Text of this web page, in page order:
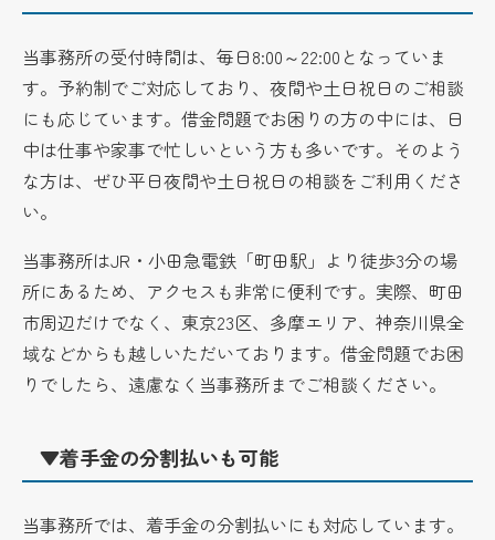
当事務所の受付時間は、毎日8:00～22:00となっていま
す。予約制でご対応しており、夜間や土日祝日のご相談
にも応じています。借金問題でお困りの方の中には、日
中は仕事や家事で忙しいという方も多いです。そのよう
な方は、ぜひ平日夜間や土日祝日の相談をご利用くださ
い。
当事務所はJR・小田急電鉄「町田駅」より徒歩3分の場
所にあるため、アクセスも非常に便利です。実際、町田
市周辺だけでなく、東京23区、多摩エリア、神奈川県全
域などからも越しいただいております。借金問題でお困
りでしたら、遠慮なく当事務所までご相談ください。
▼着手金の分割払いも可能
当事務所では、着手金の分割払いにも対応しています。